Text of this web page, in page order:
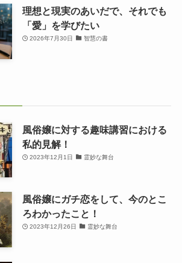
理想と現実のあいだで、それでも
「愛」を学びたい
2026年7月30日 智慧の書
風俗嬢に対する趣味講習における
私的見解！
2023年12月1日 霊妙な舞台
風俗嬢にガチ恋をして、今のとこ
ろわかったこと！
2023年12月26日 霊妙な舞台